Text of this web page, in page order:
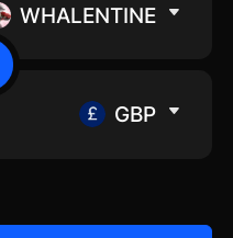
WHALENTINE
GBP